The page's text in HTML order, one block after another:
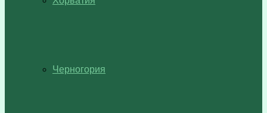
Черногория